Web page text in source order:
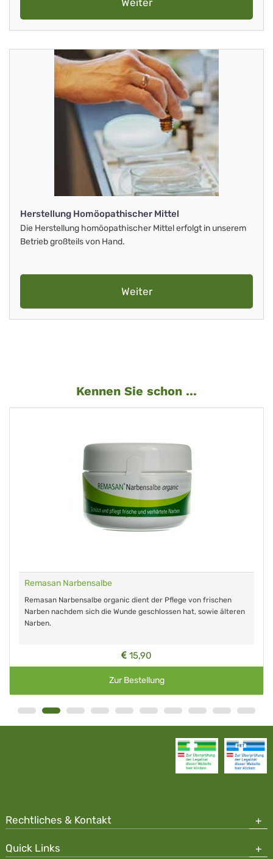
Weiter
Herstellung Homöopathischer Mittel
Die Herstellung homöopathischer Mittel erfolgt in unserem
Betrieb großteils von Hand.
Weiter
Kennen Sie schon ...
Remasan Narbensalbe
Remasan Narbensalbe organic dient der Pflege von frischen
Narben nachdem sich die Wunde geschlossen hat, sowie älteren
Narben.
15,90
Zur Bestellung
Rechtliches & Kontakt
Quick Links